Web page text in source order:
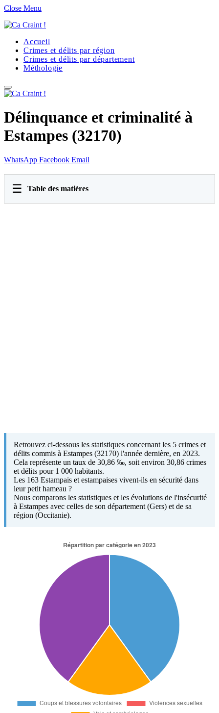
Close Menu
Accueil
Crimes et délits par région
Crimes et délits par département
Méthologie
Délinquance et criminalité à
Estampes (32170)
WhatsApp Facebook Email
☰ Table des matières
Retrouvez ci-dessous les statistiques concernant les 5 crimes et
délits commis à Estampes (32170) l'année dernière, en 2023.
Cela représente un taux de 30,86 ‰, soit environ 30,86 crimes
et délits pour 1 000 habitants.
Les 163 Estampais et estampaises vivent-ils en sécurité dans
leur petit hameau ?
Nous comparons les statistiques et les évolutions de l'insécurité
à Estampes avec celles de son département (Gers) et de sa
région (Occitanie).